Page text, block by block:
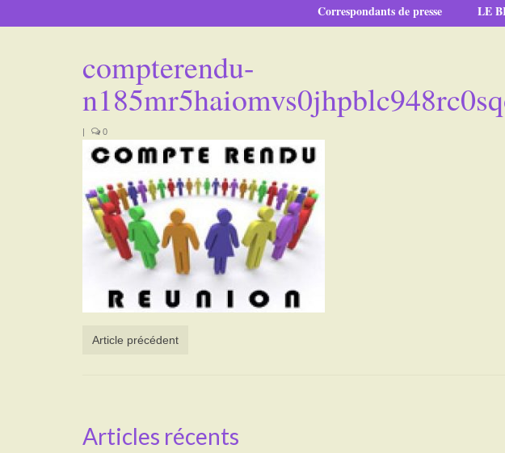
Correspondants de presse
LE
compterendu-
| 0
Article précédent
Articles récents